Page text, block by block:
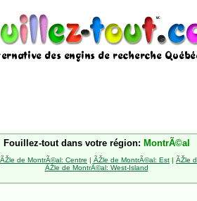
Fouillez-tout dans votre région: MontrÃ©al
ÃŽle de MontrÃ©al: Centre | ÃŽle de MontrÃ©al: Est | ÃŽle
ÃŽle de MontrÃ©al: West-Island